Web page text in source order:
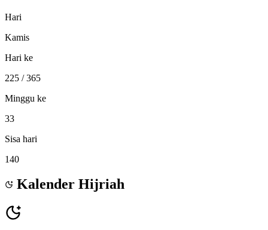
Hari
Kamis
Hari ke
225 / 365
Minggu ke
33
Sisa hari
140
Kalender Hijriah